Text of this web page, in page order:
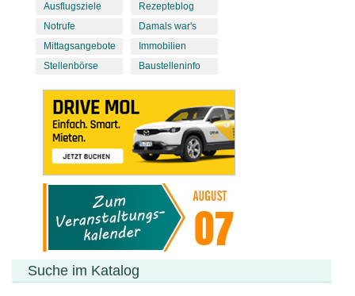
Ausflugsziele
Notrufe
Mittagsangebote
Stellenbörse
Rezepteblog
Damals war's
Immobilien
Baustelleninfo
Suche im Katalog